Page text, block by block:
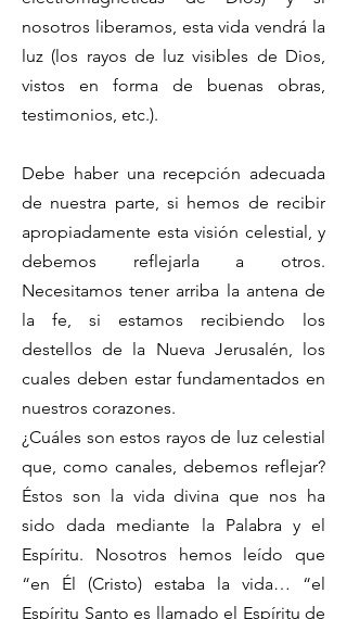
nosotros liberamos, esta vida vendrá la
luz (los rayos de luz visibles de Dios,
vistos en forma de buenas obras,
testimonios, etc.).
Debe haber una recepción adecuada
de nuestra parte, si hemos de recibir
apropiadamente esta visión celestial, y
debemos reflejarla a otros.
Necesitamos tener arriba la antena de
la fe, si estamos recibiendo los
destellos de la Nueva Jerusalén, los
cuales deben estar fundamentados en
nuestros corazones.
¿Cuáles son estos rayos de luz celestial
que, como canales, debemos reflejar?
Éstos son la vida divina que nos ha
sido dada mediante la Palabra y el
Espíritu. Nosotros hemos leído que
“en Él (Cristo) estaba la vida… “el
Espíritu Santo es llamado el Espíritu de